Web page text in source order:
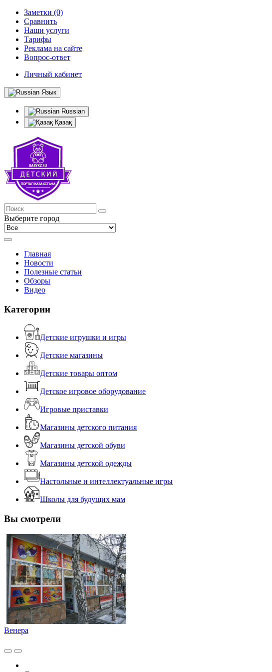
Заметки (0)
Сравнить
Наши услуги
Тарифы
Реклама на сайте
Вопрос-ответ
Личный кабинет
Язык
Russian
Қазақ
Выберите город
Главная
Новости
Полезные статьи
Обзоры
Видео
Категории
Детские игрушки и игры
Детские магазины
Детские товары оптом
Детское игровое оборудование
Игровые приставки
Магазины детского питания
Магазины детской обуви
Магазины детской одежды
Настольные и интеллектуальные игры
Школы для будущих мам
Вы смотрели
Венера